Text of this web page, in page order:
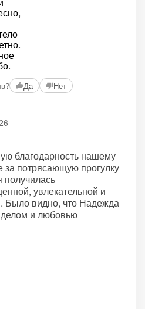
Да Нет
благодарность нашему
за потрясающую прогулку
получилась
увлекательной и
Было видно, что Надежда
делом и любовью